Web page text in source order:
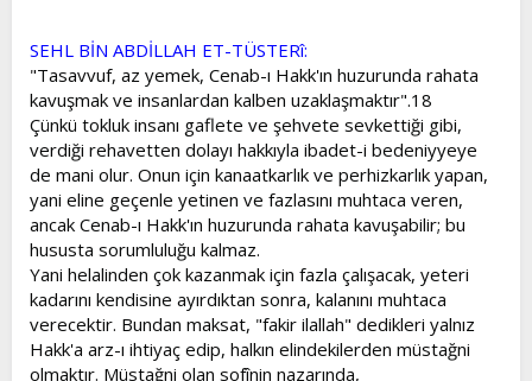
SEHL BİN ABDİLLAH ET-TÜSTERî:
"Tasavvuf, az yemek, Cenab-ı Hakk'ın huzurunda rahata
kavuşmak ve insanlardan kalben uzaklaşmaktır".18
Çünkü tokluk insanı gaflete ve şehvete sevkettiği gibi,
verdiği rehavetten dolayı hakkıyla ibadet-i bedeniyyeye
de mani olur. Onun için kanaatkarlık ve perhizkarlık yapan,
yani eline geçenle yetinen ve fazlasını muhtaca veren,
ancak Cenab-ı Hakk'ın huzurunda rahata kavuşabilir; bu
hususta sorumluluğu kalmaz.
Yani helalinden çok kazanmak için fazla çalışacak, yeteri
kadarını kendisine ayırdıktan sonra, kalanını muhtaca
verecektir. Bundan maksat, "fakir ilallah" dedikleri yalnız
Hakk'a arz-ı ihtiyaç edip, halkın elindekilerden müstağni
olmaktır. Müstağni olan sofînin nazarında,